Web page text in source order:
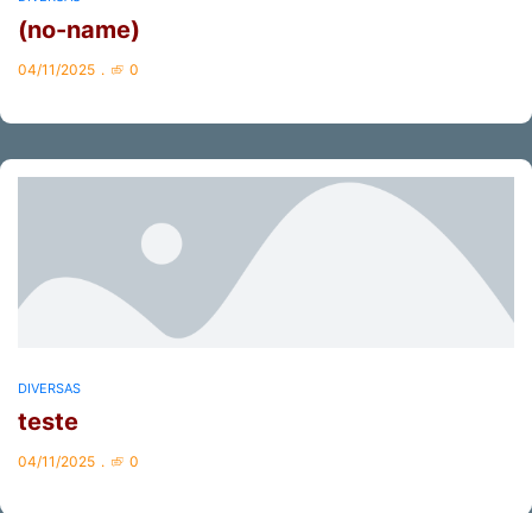
(no-name)
04/11/2025 0
DIVERSAS
teste
04/11/2025 0